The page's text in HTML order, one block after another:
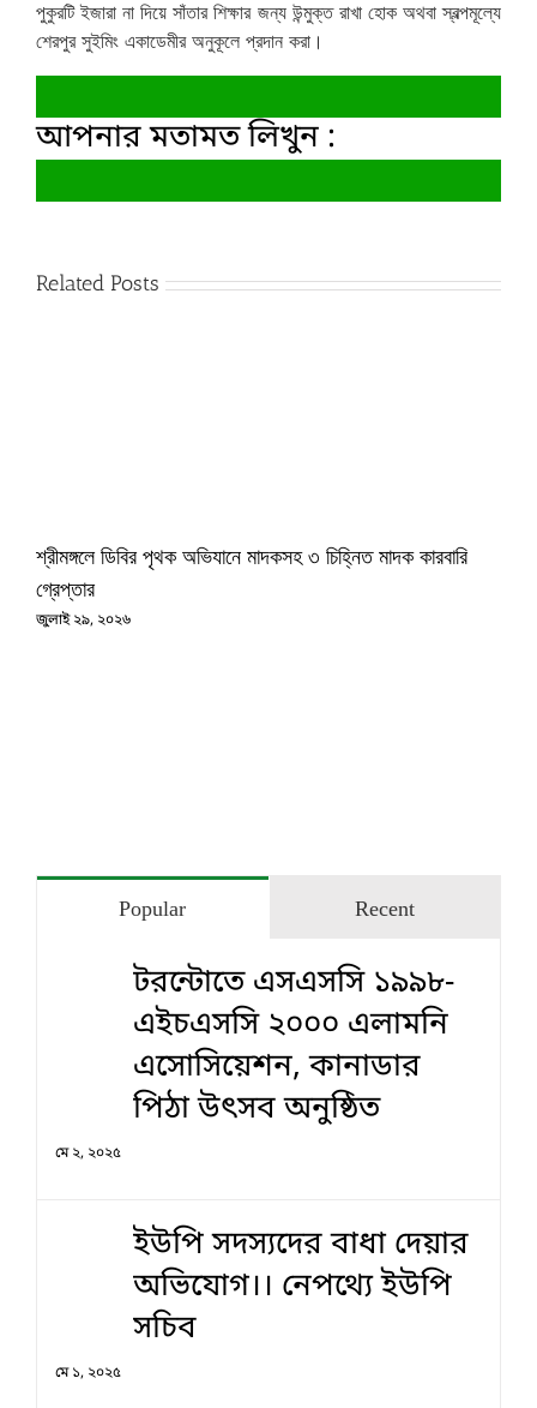
পুকুরটি ইজারা না দিয়ে সাঁতার শিক্ষার জন্য উন্মুক্ত রাখা হোক অথবা স্বল্পমূল্যে
শেরপুর সুইমিং একাডেমীর অনুকূলে প্রদান করা।
আপনার মতামত লিখুন :
Related Posts
শ্রীমঙ্গলে ডিবির পৃথক অভিযানে মাদকসহ ৩ চিহ্নিত মাদক কারবারি
গ্রেপ্তার
জুলাই ২৯, ২০২৬
Popular Recent
টরন্টোতে এসএসসি ১৯৯৮-
এইচএসসি ২০০০ এলামনি
এসোসিয়েশন, কানাডার
পিঠা উৎসব অনুষ্ঠিত
মে ২, ২০২৫
ইউপি সদস্যদের বাধা দেয়ার
অভিযোগ।। নেপথ্যে ইউপি
সচিব
মে ১, ২০২৫